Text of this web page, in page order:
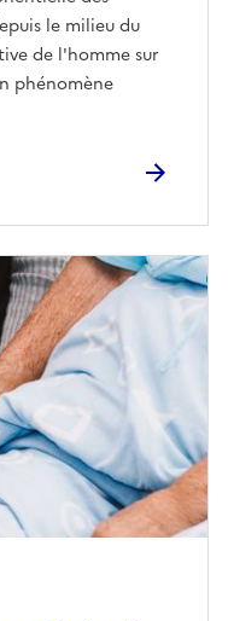
le milieu du
de l'homme sur
phénomène